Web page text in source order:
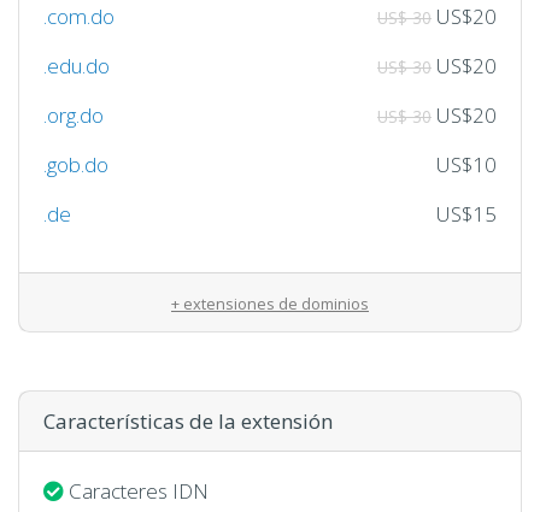
.com.do
US$ 30 US$20
.edu.do
US$ 30 US$20
.org.do
US$ 30 US$20
.gob.do
US$10
.de
US$15
+ extensiones de dominios
Características de la extensión
Caracteres IDN